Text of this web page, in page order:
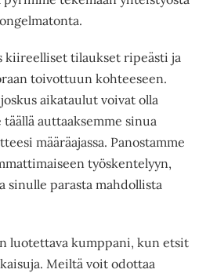
kiireelliset tilaukset ripeästi ja
toivottuun kohteeseen.
aikataulut voivat olla
auttaaksemme sinua
määräajassa. Panostamme
työskentelyyn,
sinulle parasta mahdollista
luotettava kumppani, kun etsit
Meiltä voit odottaa